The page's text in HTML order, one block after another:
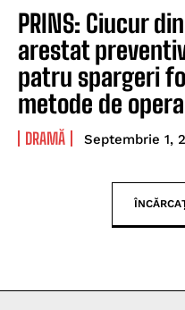
PRINS: Ciucur
arestat
patru spargeri
metode de
DRAMĂ Septembrie 1,